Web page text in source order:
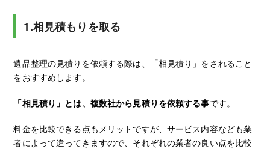
1.相見積もりを取る
遺品整理の見積りを依頼する際は、「相見積り」をされること
をおすすめします。
「相見積り」とは、複数社から見積りを依頼する事です。
料金を比較できる点もメリットですが、サービス内容なども業
者によって違ってきますので、それぞれの業者の良い点を比較